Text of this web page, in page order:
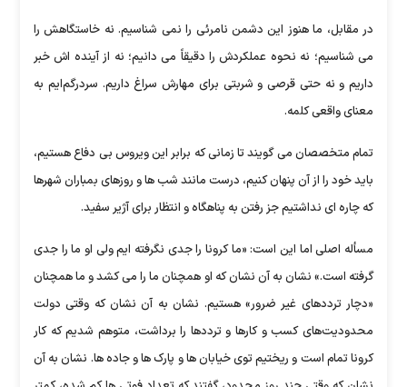
در مقابل، ما هنوز این دشمن نامرئی را نمی شناسیم. نه خاستگاهش را
می شناسیم؛ نه نحوه عملکردش را دقیقاً می دانیم؛ نه از آینده اش خبر
داریم و نه حتی قرصی و شربتی برای مهارش سراغ داریم. سردرگم‌ایم به
معنای واقعی کلمه.
تمام متخصصان می گویند تا زمانی که برابر این ویروس بی دفاع هستیم،
باید خود را از آن پنهان کنیم، درست مانند شب ها و روزهای بمباران شهرها
که چاره ای نداشتیم جز رفتن به پناهگاه و انتظار برای آژیر سفید.
مسأله اصلی اما این است: «ما کرونا را جدی نگرفته ایم ولی او ما را جدی
گرفته است.» نشان به آن نشان که او همچنان ما را می کشد و ما همچنان
«دچار ترددهای غیر ضرور» هستیم. نشان به آن نشان که وقتی دولت
محدودیت‌های کسب و کارها و ترددها را برداشت، متوهم شدیم که کار
کرونا تمام است و ریختیم توی خیابان ها و پارک ها و جاده ها. نشان به آن